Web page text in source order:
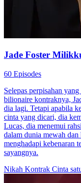
Jade Foster
60 Episodes
Selepas perpisahan
bilionaire kontraknya,
dia lagi. Tetapi apabila
cinta yang dicari, dia
Lucas, dia menemui
dalam dunia mewah
menghadapi kebenaran
sayangnya.
Nikah Kontrak Cinta